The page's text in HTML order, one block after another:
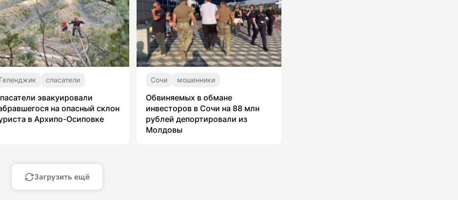
Геленджик спасатели
эвакуировали
на опасный склон
в Архипо-Осиповке
Сочи мошенники
Обвиняемых в обмане
инвесторов в Сочи на 88 млн
рублей депортировали из
Молдовы
Загрузить ещё